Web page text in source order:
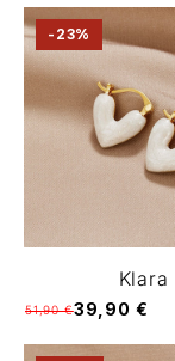
-23%
Klara
51,90 €39,90 €